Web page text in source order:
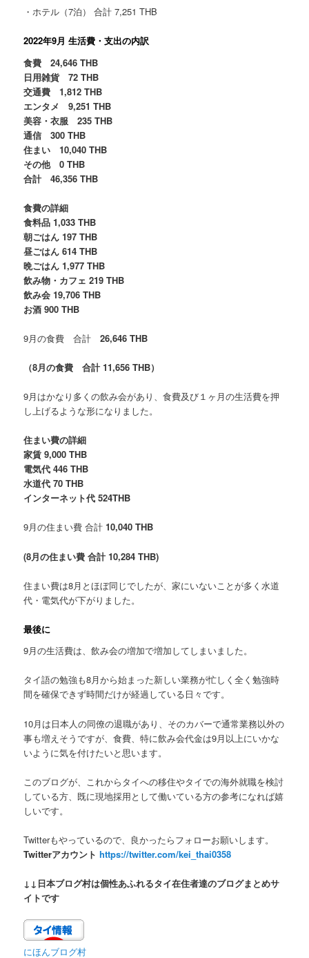
・ホテル（7泊） 合計 7,251 THB
2022年9月 生活費・支出の内訳
食費 24,646 THB
日用雑貨 72 THB
交通費 1,812 THB
エンタメ 9,251 THB
美容・衣服 235 THB
通信 300 THB
住まい 10,040 THB
その他 0 THB
合計 46,356 THB
食費の詳細
食料品 1,033 THB
朝ごはん 197 THB
昼ごはん 614 THB
晩ごはん 1,977 THB
飲み物・カフェ 219 THB
飲み会 19,706 THB
お酒 900 THB
9月の食費 合計26,646 THB
（8月の食費 合計 11,656 THB）
9月はかなり多くの飲み会があり、食費及び１ヶ月の生活費を押
し上げるような形になりました。
住まい費の詳細
家賃 9,000 THB
電気代 446 THB
水道代 70 THB
インターネット代 524THB
9月の住まい費 合計10,040 THB
(8月の住まい費 合計 10,284 THB)
住まい費は8月とほぼ同じでしたが、家にいないことが多く水道
代・電気代が下がりました。
最後に
9月の生活費は、飲み会の増加で増加してしまいました。
タイ語の勉強も8月から始まった新しい業務が忙しく全く勉強時
間を確保できず時間だけが経過している日々です。
10月は日本人の同僚の退職があり、そのカバーで通常業務以外の
事も増えそうですが、食費、特に飲み会代金は9月以上にいかな
いように気を付けたいと思います。
このブログが、これからタイへの移住やタイでの海外就職を検討
している方、既に現地採用として働いている方の参考になれば嬉
しいです。
Twitterもやっているので、良かったらフォローお願いします。
Twitterアカウントhttps://twitter.com/kei_thai0358
↓↓日本ブログ村は個性あふれるタイ在住者達のブログまとめサ
イトです
にほんブログ村